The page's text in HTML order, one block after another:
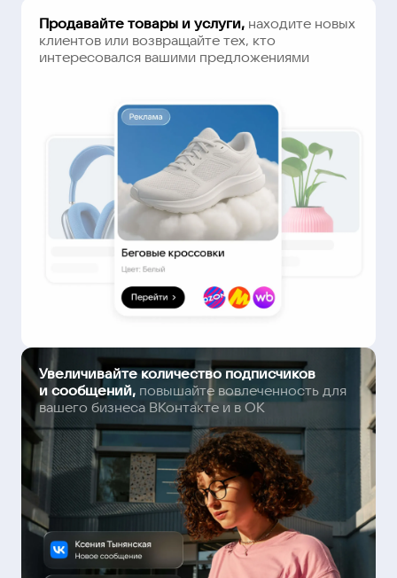
Продавайте товары и услуги, находите новых
клиентов или возвращайте тех, кто
интересовался вашими предложениями
Увеличивайте количество подписчиков
и сообщений, повышайте вовлеченность для
вашего бизнеса ВКонтакте и в ОК